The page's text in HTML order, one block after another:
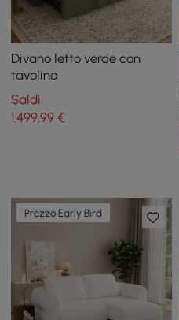
Divano letto verde con
tavolino
Saldi
1.499,99 €
Prezzo Early Bird